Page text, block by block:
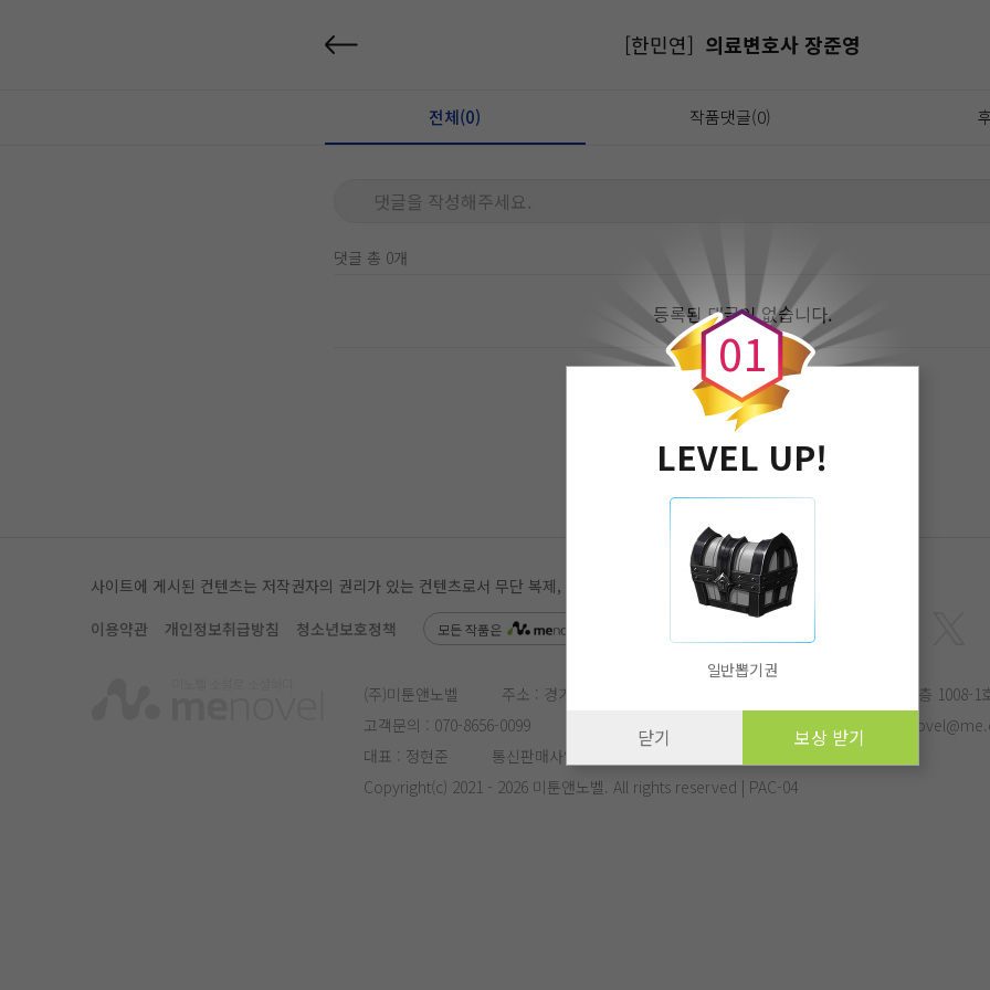
[한민연] 의료변호사 장준영
전체(0) 작품댓글(0)
댓글을 작성해주세요.
댓글 총 0개
등록된 댓글이 없습니다.
0
0
1
LEVEL UP!
일반뽑기권
닫기 보상 받기
사이트에 게시된 컨텐츠는 저작권자의 권리가 있는 컨텐츠로서 무단 복제, 전송, 수정, 배포는 법적 처벌을 받을 수 있습니다.
이용약관
개인정보취급방침 청소년보호정책 모든 작품은 에서 더 편리하게 감상하실 수 있습니다.
(주)미툰앤노벨 주소 : 경기도 성남시 분당구 삼평동 682번지 유스페이스2 B동 10층 1008-1
고객문의 : 070-8656-0099 menovel@me.co.kr 작가문의 :
대표 : 정현준
통신판매사업자번호 : 제 2017-성남분당-1125호
Copyright(c) 2021 - 2026 미툰앤노벨. All rights reserved | PAC-04